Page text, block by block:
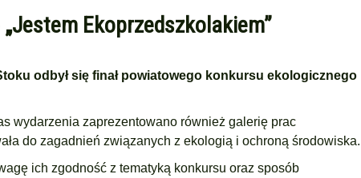
Ekoprzedszkolakiem”
odbył się finał powiatowego konkursu ekologicznego
wydarzenia zaprezentowano również galerię prac
do zagadnień związanych z ekologią i ochroną środowiska.
ich zgodność z tematyką konkursu oraz sposób